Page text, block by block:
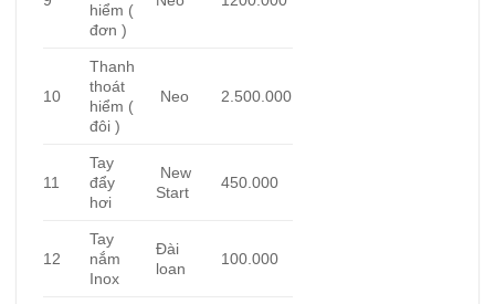
hiểm (
đơn )
10
Thanh
thoát
hiểm (
đôi )
Neo 2.500.000
11
Tay
đẩy
hơi
New
Start
450.000
12
Tay
nắm
Inox
Đài
loan
100.000